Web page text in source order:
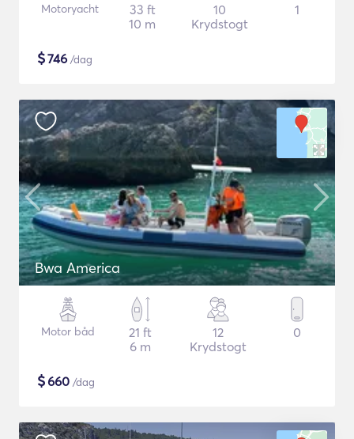
Motoryacht
33 ft
10 m
10
Krydstogt
1
$746 /dag
Bwa America
Motor båd
21 ft
6 m
12
Krydstogt
0
$660 /dag